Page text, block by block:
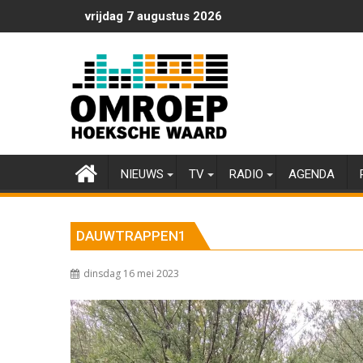
naar
vrijdag 7 augustus 2026
NIEUWS TV RADIO AGENDA
DAUWTRAPPEN1
dinsdag 16 mei 2023